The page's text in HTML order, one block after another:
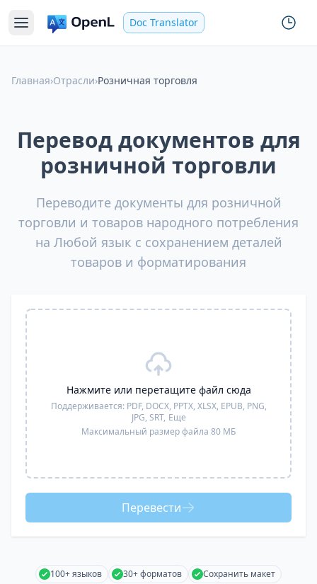
Doc Translator
Главная›Отрасли›Розничная торговля
Перевод документов для
розничной торговли
Переводите документы для розничной
торговли и товаров народного потребления
на Любой язык с сохранением деталей
товаров и форматирования
Нажмите или перетащите файл сюда
Поддерживается: PDF, DOCX, PPTX, XLSX, EPUB, PNG,
JPG, SRT, Еще
Максимальный размер файла 80 МБ
Перевести
100+ языков 30+ форматов
Сохранить макет